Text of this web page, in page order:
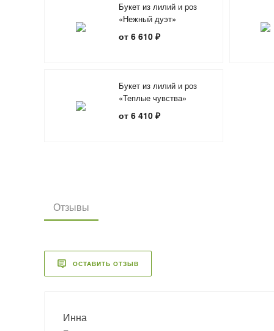
Букет из лилий и роз
«Нежный дуэт»
от 6 610 ₽
Букет из лилий и роз
«Теплые чувства»
от 6 410 ₽
Отзывы
ОСТАВИТЬ ОТЗЫВ
Инна